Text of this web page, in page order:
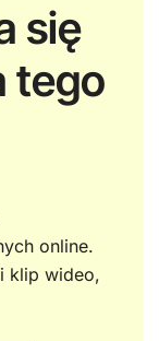
się
tego
online.
klip wideo,